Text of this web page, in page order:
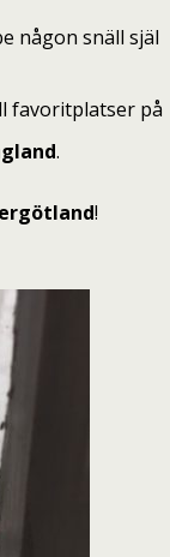
någon snäll själ
favoritplatser på
.
!